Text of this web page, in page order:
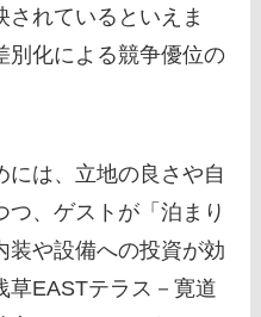
されているといえま
別化による競争優位の
には、立地の良さや自
、ゲストが「泊まり
装や設備への投資が効
草EASTテラス－寛道